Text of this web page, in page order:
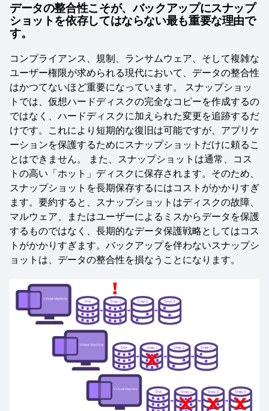
データの整合性こそが、バックアップにスナップ
ショットを依存してはならない最も重要な理由で
す。
コンプライアンス、規制、ランサムウェア、そして複雑な
ユーザー権限が求められる現代において、データの整合性
はかつてないほど重要になっています。 スナップショッ
トでは、仮想ハードディスクの完全なコピーを作成するの
ではなく、ハードディスクに加えられた変更を追跡するだ
けです。これにより短期的な復旧は可能ですが、アプリケ
ーションを保護するためにスナップショットだけに頼るこ
とはできません。 また、スナップショットは通常、コス
トの高い「ホット」ディスクに保存されます。そのため、
スナップショットを長期保存するにはコストがかかりすぎ
ます。要約すると、スナップショットはディスクの故障、
マルウェア、またはユーザーによるミスからデータを保護
するものではなく、長期的なデータ保護戦略としてはコス
トがかかりすぎます。バックアップを伴わないスナップシ
ョットは、データの整合性を損なうことになります。